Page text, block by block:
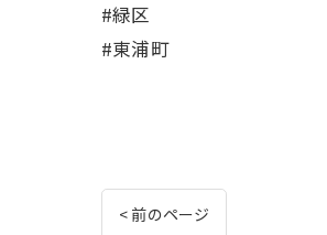
#緑区
#東浦町
< 前のページ